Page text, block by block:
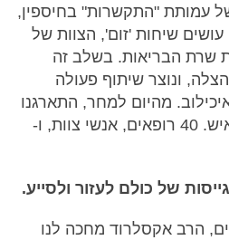
עמותת "התקשרות" בחיספין,
עושים שיחות 'זום', הצוות של
שרת הבריאות. בשלב זה
ונוצר שיתוף פעולה
מהיום למחר, התארגנו
למשלחת של כחמישים איש. 40 רופאים, אנשי צוות, ו-
של כולם לעזור ולסייע.
הרב אקסלרוד מחכה לנו